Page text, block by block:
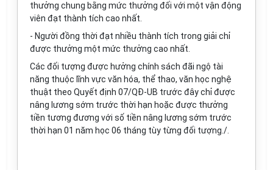
thưởng chung bằng mức thưởng đối với một vận động
viên đạt thành tích cao nhất.
- Người đồng thời đạt nhiều thành tích trong giải chỉ
được thưởng một mức thưởng cao nhất.
Các đối tượng được hưởng chính sách đãi ngộ tài
năng thuộc lĩnh vực văn hóa, thể thao, văn học nghệ
thuật theo Quyết định 07/QĐ-UB trước đây chỉđược
nâng lương sớm trước thời hạn hoặc được thưởng
tiền tương đương với số tiền nâng lương sớm trước
thời hạn 01 năm học 06 tháng tùy từng đối tượng./.